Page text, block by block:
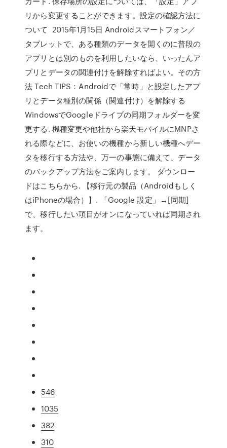
リから変更することができます。設定の確認方法に
ついて 2015年1月15日 Androidスマートフォン／
タブレットで、ある種類のデータを開くのに普段の
アプリとは別のものを利用したいなら、いったんア
プリとデータの関連付けを解除すればよい。その方
法 Tech TIPS：Androidで「常時」と設定したアプ
リとデータ種別の関係（関連付け）を解除する
WindowsでGoogleドライブの同期フォルダーを変
更する. 機種変更や他社から楽天モバイルにMNPさ
れる際などに、お使いの機種から新しい機種へデー
タを移行する方法や、万一の事態に備えて、データ
のバックアップ方法をご案内します。 ダウンロー
ドはこちらから. 【移行元の製品（Androidもしく
はiPhoneの場合）】. 「Google 設定」→[同期]
で、移行したい項目がオンになっていれば同期され
ます。
546
1035
382
310